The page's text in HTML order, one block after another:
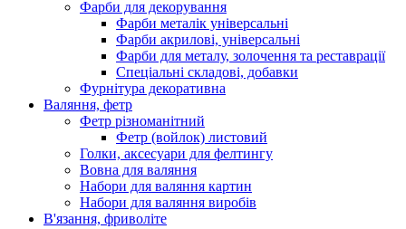
Фарби для декорування
Фарби металік універсальні
Фарби акрилові, універсальні
Фарби для металу, золочення та реставрації
Спеціальні складові, добавки
Фурнітура декоративна
Валяння, фетр
Фетр різноманітний
Фетр (войлок) листовий
Голки, аксесуари для фелтингу
Вовна для валяння
Набори для валяння картин
Набори для валяння виробів
В'язання, фриволіте